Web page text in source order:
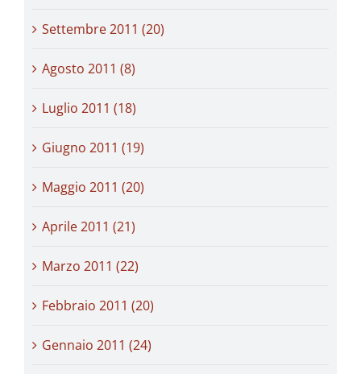
Settembre 2011 (20)
Agosto 2011 (8)
Luglio 2011 (18)
Giugno 2011 (19)
Maggio 2011 (20)
Aprile 2011 (21)
Marzo 2011 (22)
Febbraio 2011 (20)
Gennaio 2011 (24)